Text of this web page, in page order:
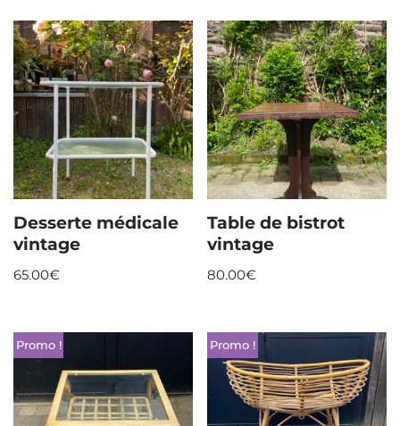
Desserte médicale
vintage
65.00€
Table de bistrot
vintage
80.00€
Promo ! Promo !